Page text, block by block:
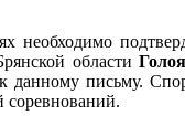
необходимо
области
письму.
соревнований.